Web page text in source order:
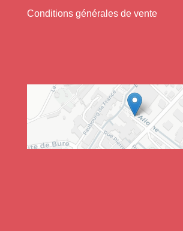
−
Conditions générales de vente